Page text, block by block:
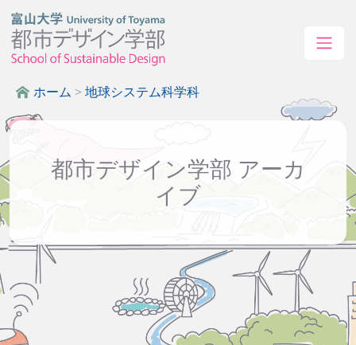
ホーム > 地球システム科学科
都市デザイン学部 アーカ
イブ